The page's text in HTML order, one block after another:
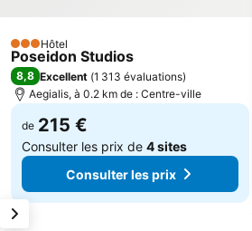
3 Étoiles
Hôtel
Poseidon Studios
8,8 Excellent (1 313 évaluations)
Aegialis, à 0.2 km de : Centre-ville
de 215 €
Consulter les prix de 4 sites
Consulter les prix